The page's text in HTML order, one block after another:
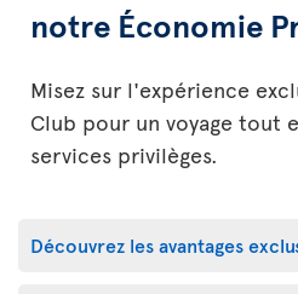
notre Économie
Misez sur l'expérience
Club pour un voyage tout
services privilèges.
Découvrez les avantages